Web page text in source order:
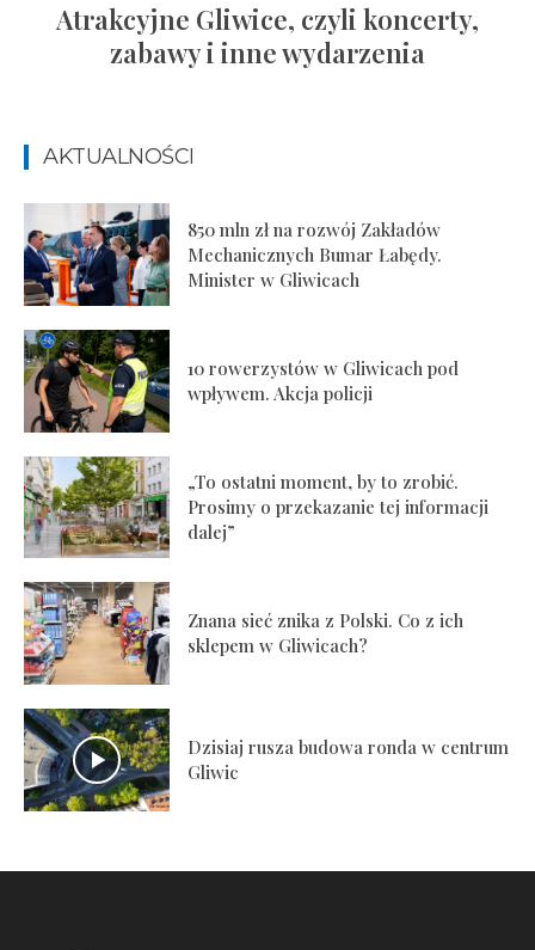
Atrakcyjne Gliwice, czyli koncerty,
zabawy i inne wydarzenia
AKTUALNOŚCI
850 mln zł na rozwój Zakładów
Mechanicznych Bumar Łabędy.
Minister w Gliwicach
10 rowerzystów w Gliwicach pod
wpływem. Akcja policji
„To ostatni moment, by to zrobić.
Prosimy o przekazanie tej informacji
dalej”
Znana sieć znika z Polski. Co z ich
sklepem w Gliwicach?
Dzisiaj rusza budowa ronda w centrum
Gliwic